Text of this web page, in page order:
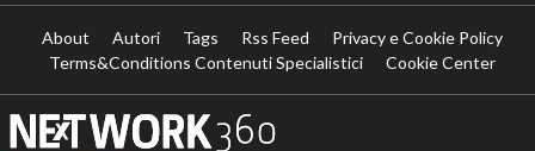
About Autori Tags Rss Feed
Privacy e Cookie Policy
Terms&Conditions Contenuti Specialistici
Cookie Center